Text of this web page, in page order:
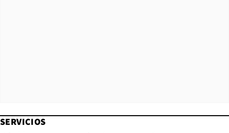
SERVICIOS